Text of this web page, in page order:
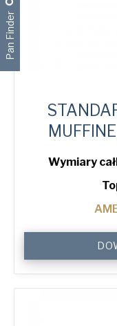
Wymiary
Tray
with
24
Pan Finder